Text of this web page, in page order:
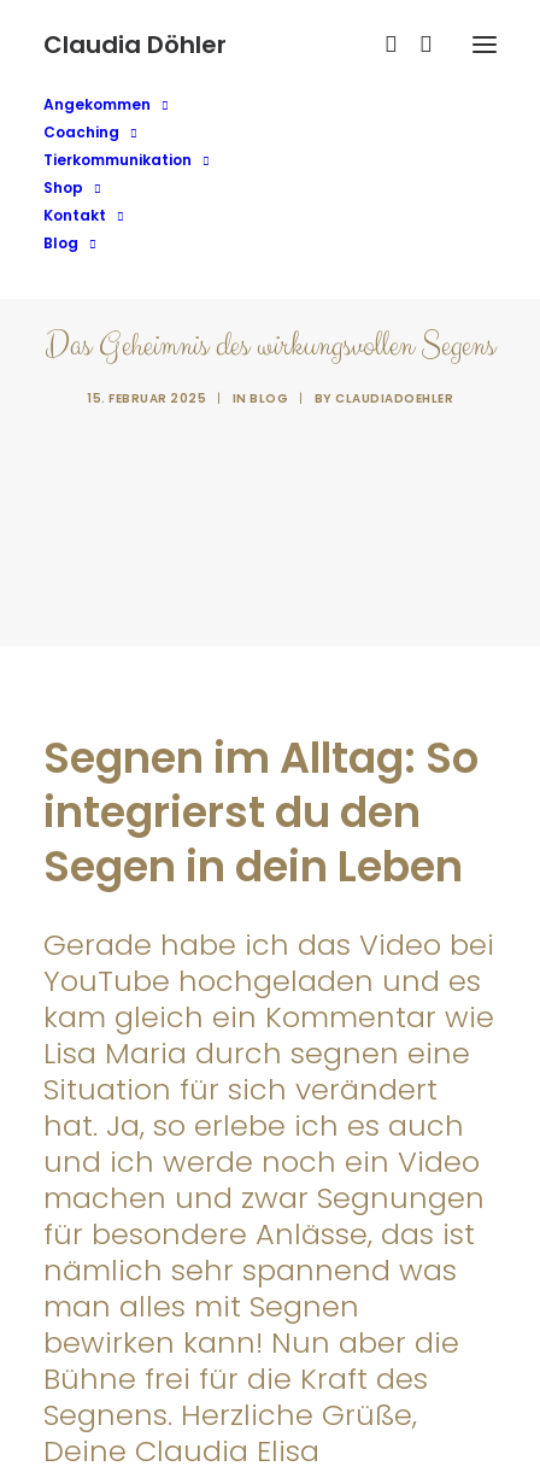
Claudia Döhler
Angekommen
Coaching
Tierkommunikation
Shop
Kontakt
Blog
Das Geheimnis des wirkungsvollen Segens
15. FEBRUAR 2025 | IN BLOG | BY CLAUDIADOEHLER
Segnen im Alltag: So
integrierst du den
Segen in dein Leben
Gerade habe ich das Video bei
YouTube hochgeladen und es
kam gleich ein Kommentar wie
Lisa Maria durch segnen eine
Situation für sich verändert
hat. Ja, so erlebe ich es auch
und ich werde noch ein Video
machen und zwar Segnungen
für besondere Anlässe, das ist
nämlich sehr spannend was
man alles mit Segnen
bewirken kann! Nun aber die
Bühne frei für die Kraft des
Segnens. Herzliche Grüße,
Deine Claudia Elisa